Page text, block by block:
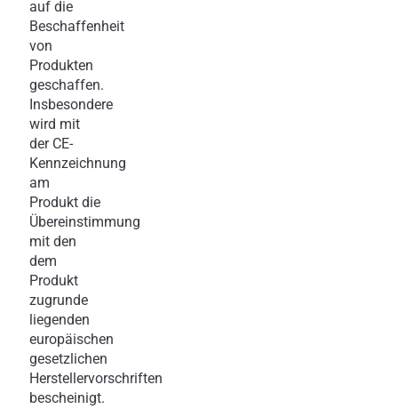
auf die
Beschaffenheit
von
Produkten
geschaffen.
Insbesondere
wird mit
der CE-
Kennzeichnung
am
Produkt die
Übereinstimmung
mit den
dem
Produkt
zugrunde
liegenden
europäischen
gesetzlichen
Herstellervorschriften
bescheinigt.